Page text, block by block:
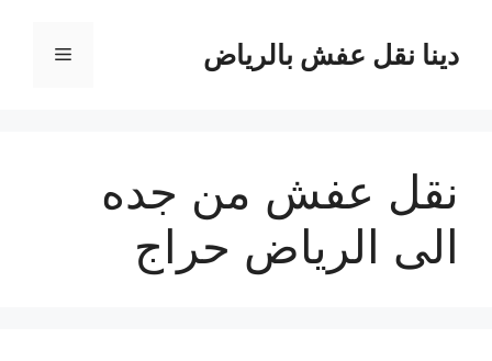
المحتوىدينا نقل عفش بالرياض القائمة
نقل عفش من جده
الى الرياض حراج